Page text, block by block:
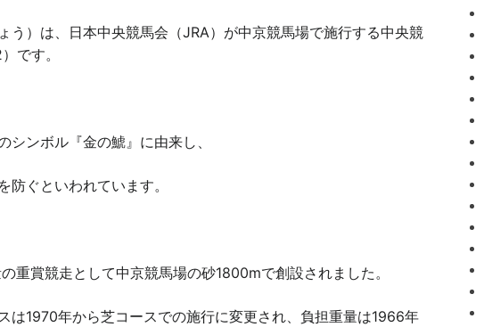
う）は、日本中央競馬会 （JRA）が中京競馬場で施行する中央競
です。
シンボル『金の鯱』 に由来し、
防ぐといわれています。
重賞競走として中京競馬場の砂1800mで創設されました。
は1970年から芝コースでの施行に変更され、 負担重量は1966年